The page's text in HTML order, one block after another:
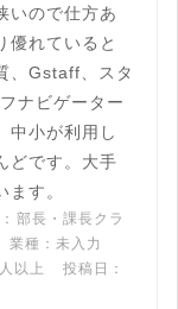
いので仕方あ
優れていると
、Gstaff、スタ
ナビゲーター
中小が利用し
どです。大手
す。
部長・課長クラ
業種：未入力
以上
投稿日：